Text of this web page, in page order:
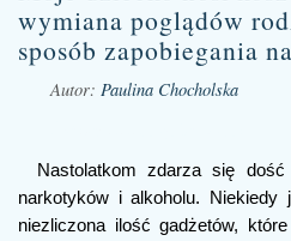
wymiana poglądów
sposób zapobiegania
Autor: Paulina Chocholska
Nastolatkom zdarza się
narkotyków i alkoholu.
niezliczona ilość gadżetów,